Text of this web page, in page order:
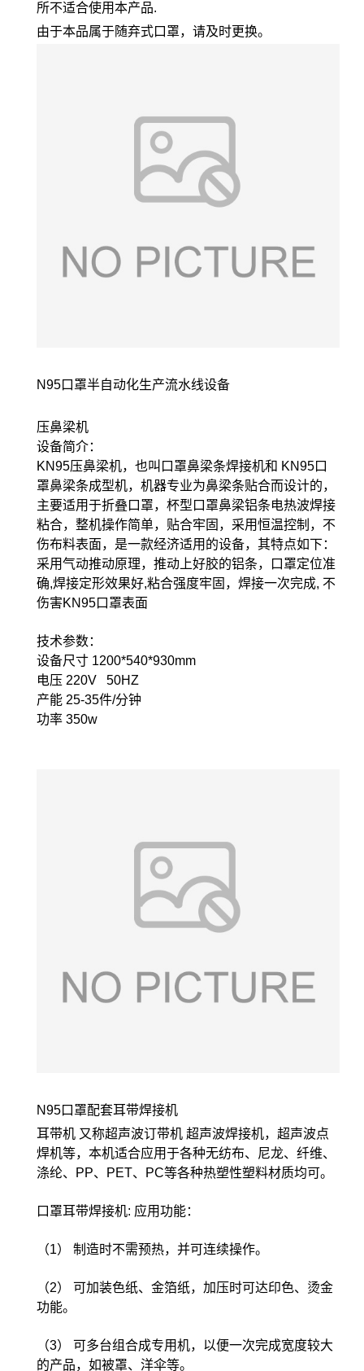
所不适合使用本产品.
由于本品属于随弃式口罩，请及时更换。
N95口罩半自动化生产流水线设备
压鼻梁机
设备简介：
KN95压鼻梁机，也叫口罩鼻梁条焊接机和 KN95口
罩鼻梁条成型机，机器专业为鼻梁条贴合而设计的，
主要适用于折叠口罩，杯型口罩鼻梁铝条电热波焊接
粘合，整机操作简单，贴合牢固，采用恒温控制，不
伤布料表面，是一款经济适用的设备，其特点如下：
采用气动推动原理，推动上好胶的铝条，口罩定位准
确,焊接定形效果好,粘合强度牢固，焊接一次完成, 不
伤害KN95口罩表面
技术参数：
设备尺寸 1200*540*930mm
电压 220V 50HZ
产能 25-35件/分钟
功率 350w
N95口罩配套耳带焊接机
耳带机 又称超声波订带机 超声波焊接机，超声波点
焊机等，本机适合应用于各种无纺布、尼龙、纤维、
涤纶、PP、PET、PC等各种热塑性塑料材质均可。
口罩耳带焊接机: 应用功能：
（1） 制造时不需预热，并可连续操作。
（2） 可加装色纸、金箔纸，加压时可达印色、烫金
功能。
（3） 可多台组合成专用机，以便一次完成宽度较大
的产品，如被罩、洋伞等。